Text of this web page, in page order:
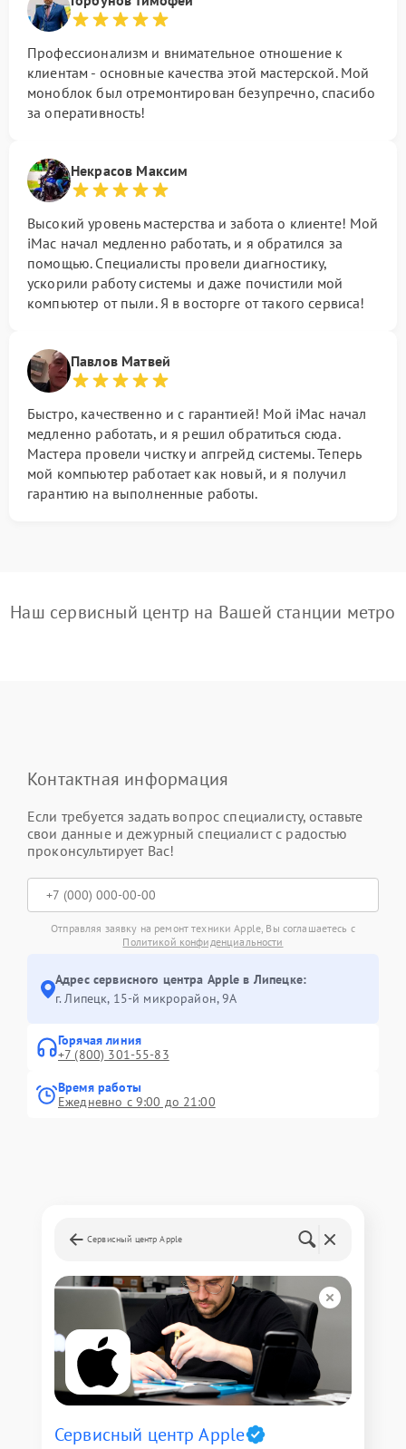
Профессионализм и внимательное отношение к
клиентам - основные качества этой мастерской. Мой
моноблок был отремонтирован безупречно, спасибо
за оперативность!
Некрасов Максим
Высокий уровень мастерства и забота о клиенте! Мой
iMac начал медленно работать, и я обратился за
помощью. Специалисты провели диагностику,
ускорили работу системы и даже почистили мой
компьютер от пыли. Я в восторге от такого сервиса!
Павлов Матвей
Быстро, качественно и с гарантией! Мой iMac начал
медленно работать, и я решил обратиться сюда.
Мастера провели чистку и апгрейд системы. Теперь
мой компьютер работает как новый, и я получил
гарантию на выполненные работы.
Наш сервисный центр на Вашей станции метро
Контактная информация
Если требуется задать вопрос специалисту, оставьте
свои данные и дежурный специалист с радостью
проконсультирует Вас!
Отправляя заявку на ремонт техники Apple, Вы соглашаетесь с
Политикой конфиденциальности
Адрес сервисного центра Apple в Липецке:
г. Липецк, 15-й микрорайон, 9А
Горячая линия
+7 (800) 301-55-83
Время работы
Ежедневно с 9:00 до 21:00
Сервисный центр Apple
Сервисный центр Apple